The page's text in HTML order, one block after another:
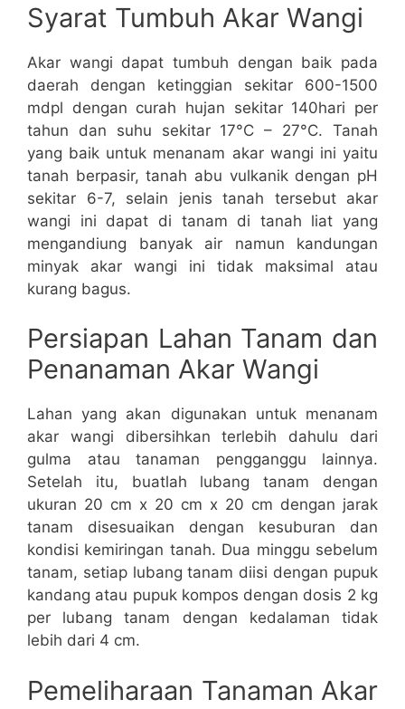
Syarat Tumbuh Akar Wangi
Akar wangi dapat tumbuh dengan baik pada
daerah dengan ketinggian sekitar 600-1500
mdpl dengan curah hujan sekitar 140hari per
tahun dan suhu sekitar 17°C – 27°C. Tanah
yang baik untuk menanam akar wangi ini yaitu
tanah berpasir, tanah abu vulkanik dengan pH
sekitar 6-7, selain jenis tanah tersebut akar
wangi ini dapat di tanam di tanah liat yang
mengandiung banyak air namun kandungan
minyak akar wangi ini tidak maksimal atau
kurang bagus.
Persiapan Lahan Tanam dan
Penanaman Akar Wangi
Lahan yang akan digunakan untuk menanam
akar wangi dibersihkan terlebih dahulu dari
gulma atau tanaman pengganggu lainnya.
Setelah itu, buatlah lubang tanam dengan
ukuran 20 cm x 20 cm x 20 cm dengan jarak
tanam disesuaikan dengan kesuburan dan
kondisi kemiringan tanah. Dua minggu sebelum
tanam, setiap lubang tanam diisi dengan pupuk
kandang atau pupuk kompos dengan dosis 2 kg
per lubang tanam dengan kedalaman tidak
lebih dari 4 cm.
Pemeliharaan Tanaman Akar